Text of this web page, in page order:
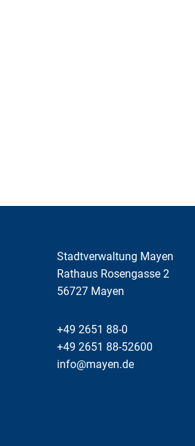
Stadtverwaltung Mayen
Rathaus Rosengasse 2
56727 Mayen
+49 2651 88-0
+49 2651 88-52600
info@mayen.de